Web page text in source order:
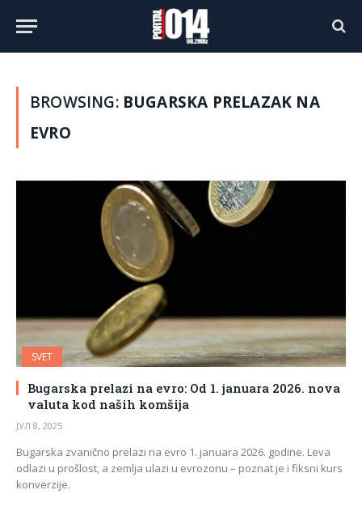
BROWSING: BUGARSKA PRELAZAK NA
EVRO
SVET
Bugarska prelazi na evro: Od 1. januara 2026. nova
valuta kod naših komšija
ЈУЛ 8, 2025
Bugarska zvanično prelazi na evro 1. januara 2026. godine. Leva
odlazi u prošlost, a zemlja ulazi u evrozonu – poznat je i fiksni kurs
konverzije.